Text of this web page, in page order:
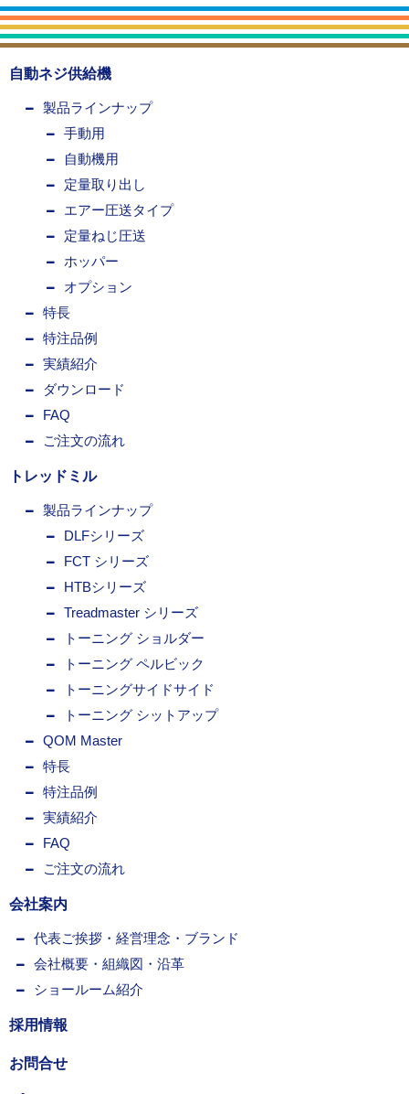
自動ネジ供給機
製品ラインナップ
手動用
自動機用
定量取り出し
エアー圧送タイプ
定量ねじ圧送
ホッパー
オプション
特長
特注品例
実績紹介
ダウンロード
FAQ
ご注文の流れ
トレッドミル
製品ラインナップ
DLFシリーズ
FCT シリーズ
HTBシリーズ
Treadmaster シリーズ
トーニング ショルダー
トーニング ペルビック
トーニングサイドサイド
トーニング シットアップ
QOM Master
特長
特注品例
実績紹介
FAQ
ご注文の流れ
会社案内
代表ご挨拶・経営理念・ブランド
会社概要・組織図・沿革
ショールーム紹介
採用情報
お問合せ